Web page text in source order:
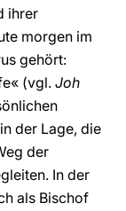
ihrer
morgen im
gehört:
(vgl. Joh
der Lage, die
der
In der
als Bischof